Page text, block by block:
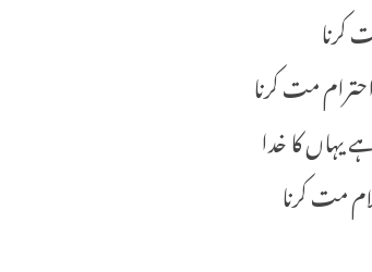
کرنا
مت کرنا
کا خدا
مت کرنا